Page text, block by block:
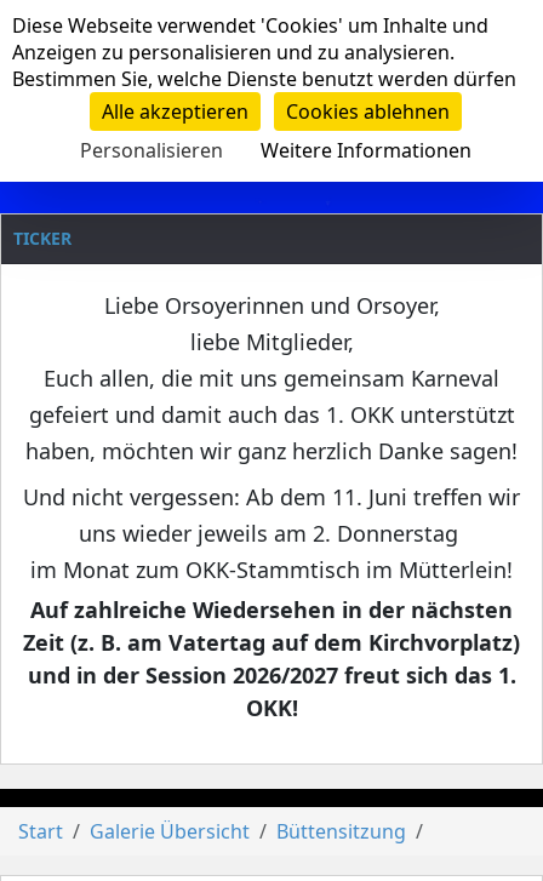
Navigation
Clanname
TICKER
Liebe Orsoyerinnen und Orsoyer,
liebe Mitglieder,
Euch allen, die mit uns gemeinsam Karneval
gefeiert und damit auch das 1. OKK unterstützt
haben, möchten wir ganz herzlich Danke sagen!
Und nicht vergessen: Ab dem 11. Juni treffen wir
uns wieder jeweils am 2. Donnerstag
im Monat zum OKK-Stammtisch im Mütterlein!
Auf zahlreiche Wiedersehen in der nächsten
Zeit (z. B. am Vatertag auf dem Kirchvorplatz)
und in der Session 2026/2027 freut sich das 1.
OKK!
Start Galerie Übersicht Büttensitzung
Cookie-Einstellungen
Diese Webseite verwendet 'Cookies' um Inhalte und
Anzeigen zu personalisieren und zu analysieren.
Bestimmen Sie, welche Dienste benutzt werden dürfen
Alle akzeptieren
Cookies ablehnen
Personalisieren
Weitere Informationen